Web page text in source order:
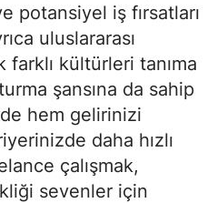
potansiyel iş fırsatları
uluslararası
farklı kültürleri tanıma
şansına da sahip
hem gelirinizi
daha hızlı
çalışmak,
sevenler için